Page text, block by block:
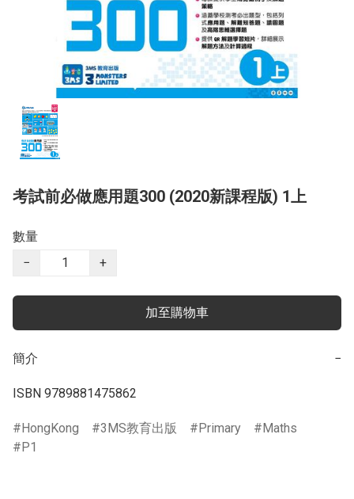
考試前必做應用題300 (2020新課程版) 1上
數量
−
+
加至購物車
簡介 −
ISBN 9789881475862
HongKong 3MS教育出版 Primary
Maths
P1